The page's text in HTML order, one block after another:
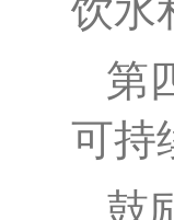
饮水
第
可持
鼓